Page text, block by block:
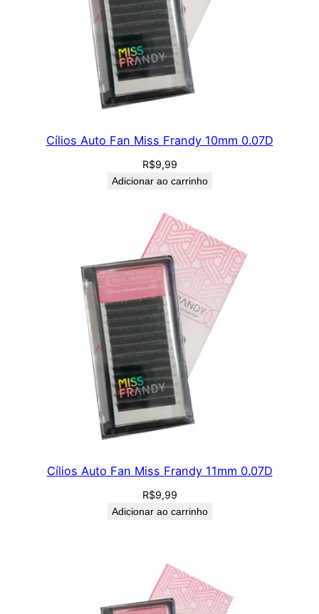
Cílios Auto Fan Miss Frandy 10mm 0.07D
R$9,99
Adicionar ao carrinho
Cílios Auto Fan Miss Frandy 11mm 0.07D
R$9,99
Adicionar ao carrinho